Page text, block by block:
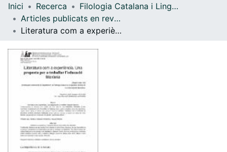
Navega per tot el DD
Com publicar
Inici Recerca
Filologia Catalana i Lingüística General
Articles publicats en revistes (Filologia Catalana i Lingüística General)
Literatura com a experiència. Una proposta per a treballar l'educació literària